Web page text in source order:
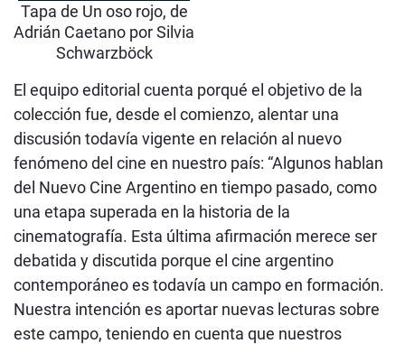
Tapa de Un oso rojo, de
Adrián Caetano por Silvia
Schwarzböck
El equipo editorial cuenta porqué el objetivo de la
colección fue, desde el comienzo, alentar una
discusión todavía vigente en relación al nuevo
fenómeno del cine en nuestro país: “Algunos hablan
del Nuevo Cine Argentino en tiempo pasado, como
una etapa superada en la historia de la
cinematografía. Esta última afirmación merece ser
debatida y discutida porque el cine argentino
contemporáneo es todavía un campo en formación.
Nuestra intención es aportar nuevas lecturas sobre
este campo, teniendo en cuenta que nuestros